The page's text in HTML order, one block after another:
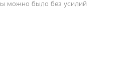
можно было без усилий